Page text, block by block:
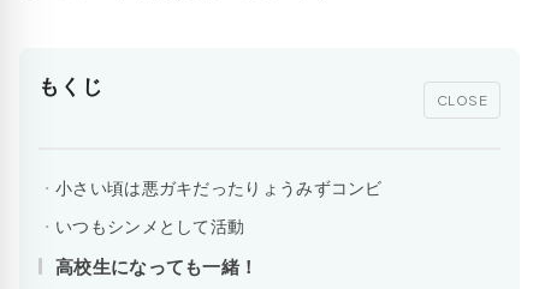
もくじ
CLOSE
小さい頃は悪ガキだったりょうみずコンビ
いつもシンメとして活動
高校生になっても一緒！